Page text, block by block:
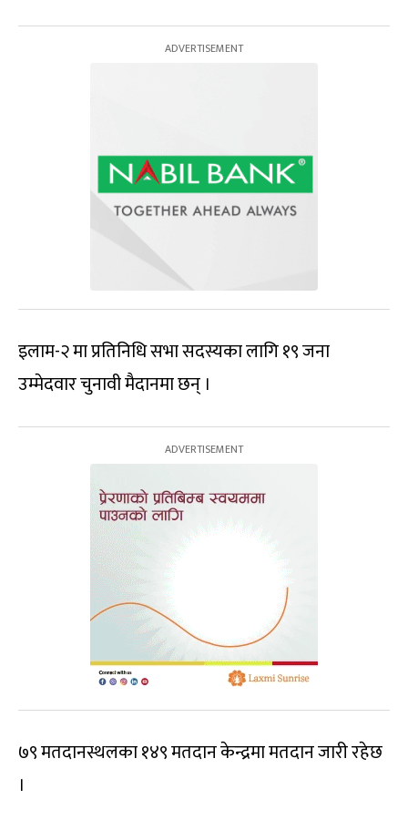
इलाम-२ मा प्रतिनिधि सभा सदस्यका लागि १९ जना
उम्मेदवार चुनावी मैदानमा छन् ।
७९ मतदानस्थलका १४९ मतदान केन्द्रमा मतदान जारी रहेछ
।